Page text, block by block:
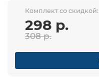
Комплект со скидкой:
298 р.
308 р.